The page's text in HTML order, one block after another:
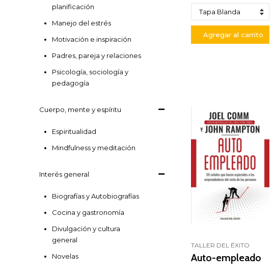
planificación
Manejo del estrés
Motivación e inspiración
Padres, pareja y relaciones
Psicología, sociología y
pedagogía
Cuerpo, mente y espíritu
Espiritualidad
Mindfulness y meditación
Interés general
Biografías y Autobiografías
Cocina y gastronomía
Divulgación y cultura
general
Novelas
Agregar al carrito
TALLER DEL ÉXITO
Auto-empleado